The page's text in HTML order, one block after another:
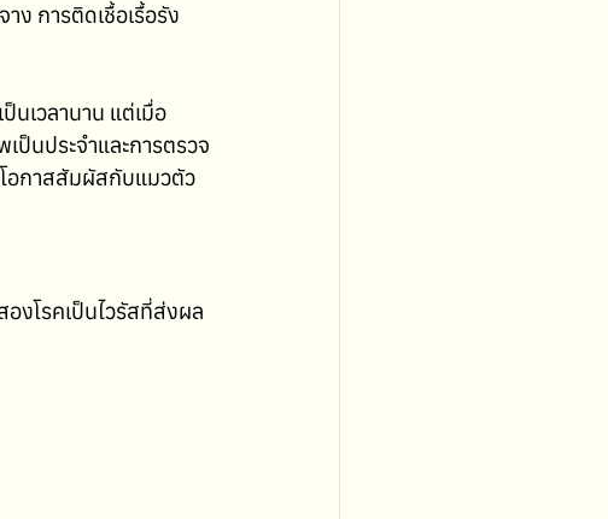
ง การติดเชื้อเรื้อรัง
นเวลานาน แต่เมื่อ
ป็นประจำและการตรวจ
อกาสสัมผัสกับแมวตัว
องโรคเป็นไวรัสที่ส่งผล